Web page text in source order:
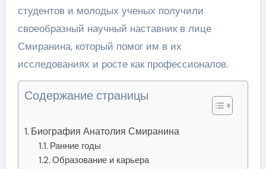
студентов и молодых ученых получили
своеобразный научный наставник в лице
Смиранина, который помог им в их
исследованиях и росте как профессионалов.
Содержание страницы
Биография Анатолия Смиранина
Ранние годы
Образование и карьера